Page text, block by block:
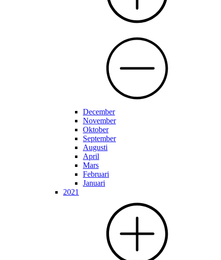
December
November
Oktober
September
Augusti
April
Mars
Februari
Januari
2021